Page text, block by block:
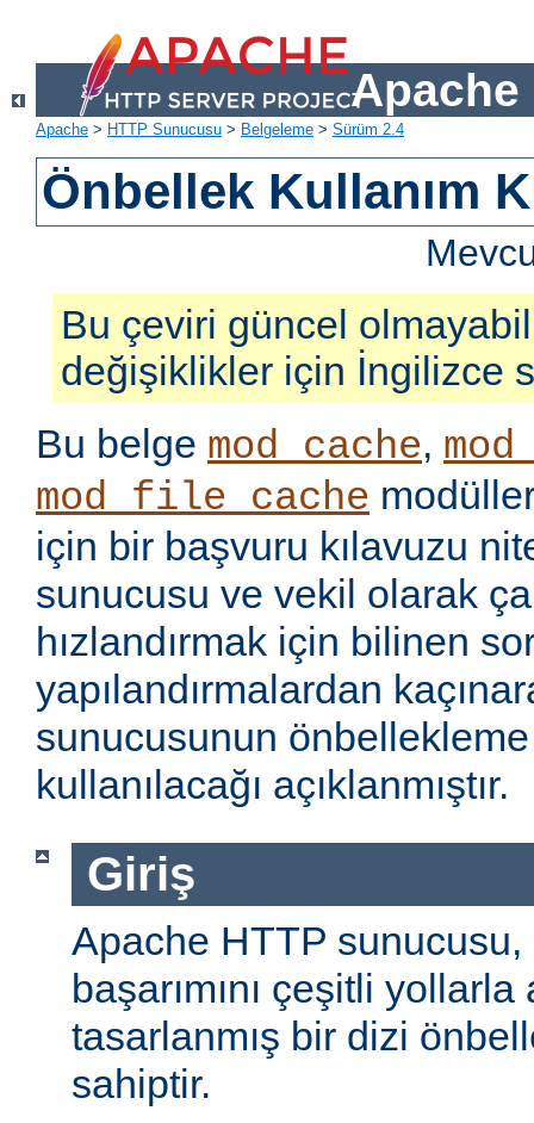
Apache
Apache > HTTP Sunucusu > Belgeleme > Sürüm 2.4
Önbellek Kullanım
Bu çeviri güncel
değişiklikler için İngilizce
Bu belge mod_cache,
mod_file_cache
için bir başvuru kılavuzu
sunucusu ve vekil olarak
hızlandırmak için bilinen
yapılandırmalardan
sunucusunun
kullanılacağı açıklanmıştır.
Giriş
Apache HTTP
başarımını çeşitli
tasarlanmış bir dizi
sahiptir.